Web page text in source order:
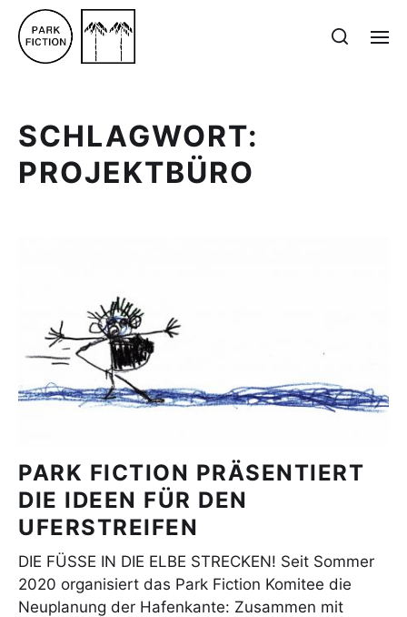
SCHLAGWORT:
PROJEKTBÜRO
PARK FICTION PRÄSENTIERT
DIE IDEEN FÜR DEN
UFERSTREIFEN
DIE FÜSSE IN DIE ELBE STRECKEN! Seit Sommer
2020 organisiert das Park Fiction Komitee die
Neuplanung der Hafenkante: Zusammen mit